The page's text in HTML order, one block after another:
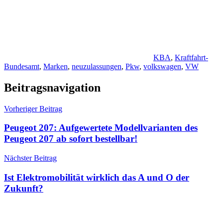
KBA, Kraftfahrt-
Bundesamt, Marken, neuzulassungen, Pkw, volkswagen, VW
Beitragsnavigation
Vorheriger Beitrag
Peugeot 207: Aufgewertete Modellvarianten des
Peugeot 207 ab sofort bestellbar!
Nächster Beitrag
Ist Elektromobilität wirklich das A und O der
Zukunft?